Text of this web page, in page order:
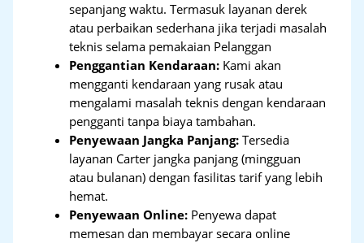
sepanjang waktu. Termasuk layanan derek
atau perbaikan sederhana jika terjadi masalah
teknis selama pemakaian Pelanggan
Penggantian Kendaraan: Kami akan
mengganti kendaraan yang rusak atau
mengalami masalah teknis dengan kendaraan
pengganti tanpa biaya tambahan.
Penyewaan Jangka Panjang: Tersedia
layanan Carter jangka panjang (mingguan
atau bulanan) dengan fasilitas tarif yang lebih
hemat.
Penyewaan Online: Penyewa dapat
memesan dan membayar secara online